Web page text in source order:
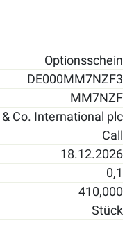
Optionsschein
DE000MM7NZF3
MM7NZF
Co. International plc
Call
18.12.2026
0,1
410,000
Stück